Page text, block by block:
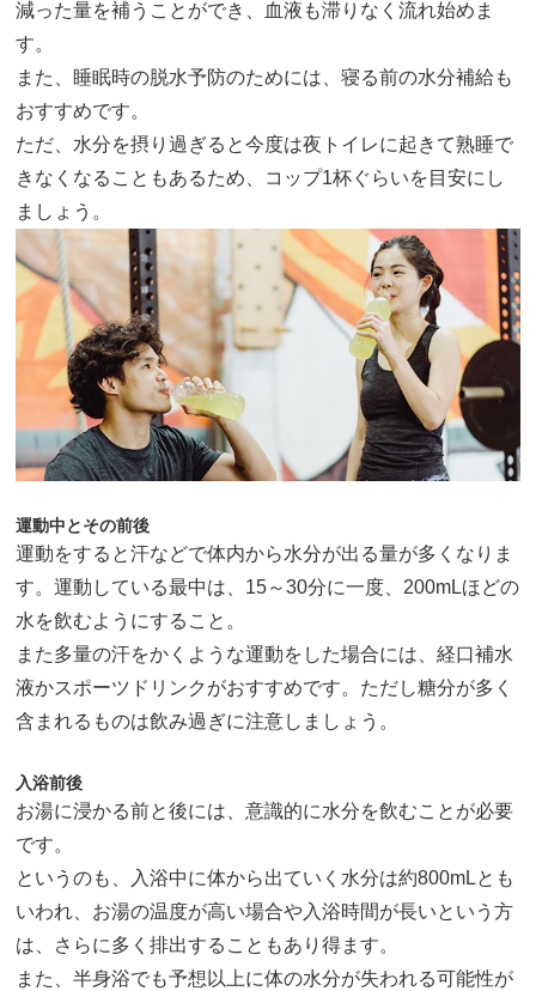
減った量を補うことができ、血液も滞りなく流れ始めま
す。
また、睡眠時の脱水予防のためには、寝る前の水分補給も
おすすめです。
ただ、水分を摂り過ぎると今度は夜トイレに起きて熟睡で
きなくなることもあるため、コップ1杯ぐらいを目安にし
ましょう。
運動中とその前後
運動をすると汗などで体内から水分が出る量が多くなりま
す。運動している最中は、15～30分に一度、200mLほどの
水を飲むようにすること。
また多量の汗をかくような運動をした場合には、経口補水
液かスポーツドリンクがおすすめです。ただし糖分が多く
含まれるものは飲み過ぎに注意しましょう。
入浴前後
お湯に浸かる前と後には、意識的に水分を飲むことが必要
です。
というのも、入浴中に体から出ていく水分は約800mLとも
いわれ、お湯の温度が高い場合や入浴時間が長いという方
は、さらに多く排出することもあり得ます。
また、半身浴でも予想以上に体の水分が失われる可能性が